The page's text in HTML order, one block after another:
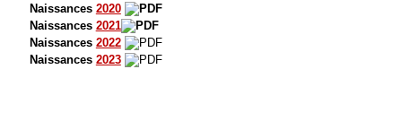
Naissances 2020
Naissances 2021
Naissances 2022
Naissances 2023